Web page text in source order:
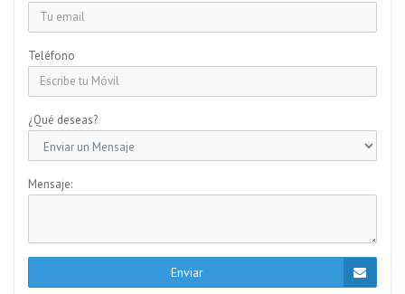
Teléfono
¿Qué deseas?
Mensaje:
Enviar